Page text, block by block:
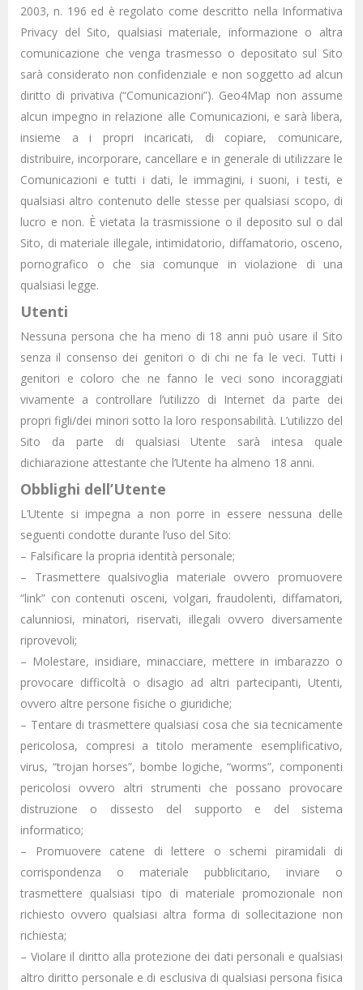
2003, n. 196 ed è regolato come descritto nella Informativa
Privacy del Sito, qualsiasi materiale, informazione o altra
comunicazione che venga trasmesso o depositato sul Sito
sarà considerato non confidenziale e non soggetto ad alcun
diritto di privativa (“Comunicazioni”). Geo4Map non assume
alcun impegno in relazione alle Comunicazioni, e sarà libera,
insieme a i propri incaricati, di copiare, comunicare,
distribuire, incorporare, cancellare e in generale di utilizzare le
Comunicazioni e tutti i dati, le immagini, i suoni, i testi, e
qualsiasi altro contenuto delle stesse per qualsiasi scopo, di
lucro e non. È vietata la trasmissione o il deposito sul o dal
Sito, di materiale illegale, intimidatorio, diffamatorio, osceno,
pornografico o che sia comunque in violazione di una
qualsiasi legge.
Utenti
Nessuna persona che ha meno di 18 anni può usare il Sito
senza il consenso dei genitori o di chi ne fa le veci. Tutti i
genitori e coloro che ne fanno le veci sono incoraggiati
vivamente a controllare l’utilizzo di Internet da parte dei
propri figli/dei minori sotto la loro responsabilità. L’utilizzo del
Sito da parte di qualsiasi Utente sarà intesa quale
dichiarazione attestante che l’Utente ha almeno 18 anni.
Obblighi dell’Utente
L’Utente si impegna a non porre in essere nessuna delle
seguenti condotte durante l’uso del Sito:
– Falsificare la propria identità personale;
– Trasmettere qualsivoglia materiale ovvero promuovere
“link” con contenuti osceni, volgari, fraudolenti, diffamatori,
calunniosi, minatori, riservati, illegali ovvero diversamente
riprovevoli;
– Molestare, insidiare, minacciare, mettere in imbarazzo o
provocare difficoltà o disagio ad altri partecipanti, Utenti,
ovvero altre persone fisiche o giuridiche;
– Tentare di trasmettere qualsiasi cosa che sia tecnicamente
pericolosa, compresi a titolo meramente esemplificativo,
virus, “trojan horses”, bombe logiche, “worms”, componenti
pericolosi ovvero altri strumenti che possano provocare
distruzione o dissesto del supporto e del sistema
informatico;
– Promuovere catene di lettere o schemi piramidali di
corrispondenza o materiale pubblicitario, inviare o
trasmettere qualsiasi tipo di materiale promozionale non
richiesto ovvero qualsiasi altra forma di sollecitazione non
richiesta;
– Violare il diritto alla protezione dei dati personali e qualsiasi
altro diritto personale e di esclusiva di qualsiasi persona fisica